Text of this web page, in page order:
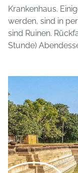
Krankenhaus.
werden, sind in
sind Ruinen.
Stunde)